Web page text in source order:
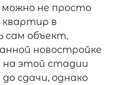
не просто
в
сам объект,
новостройке
на этой стадии
сдачи, однако